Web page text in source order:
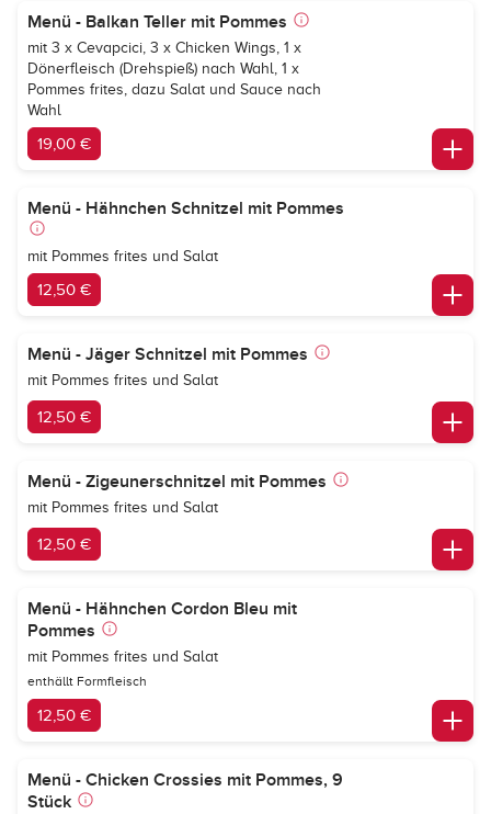
Menü - Balkan Teller mit Pommes
mit 3 x Cevapcici, 3 x Chicken Wings, 1 x
Dönerfleisch (Drehspieß) nach Wahl, 1 x
Pommes frites, dazu Salat und Sauce nach
Wahl
19,00 €
Menü - Hähnchen Schnitzel mit Pommes
mit Pommes frites und Salat
12,50 €
Menü - Jäger Schnitzel mit Pommes
mit Pommes frites und Salat
12,50 €
Menü - Zigeunerschnitzel mit Pommes
mit Pommes frites und Salat
12,50 €
Menü - Hähnchen Cordon Bleu mit
Pommes
mit Pommes frites und Salat
enthällt Formfleisch
12,50 €
Menü - Chicken Crossies mit Pommes, 9
Stück